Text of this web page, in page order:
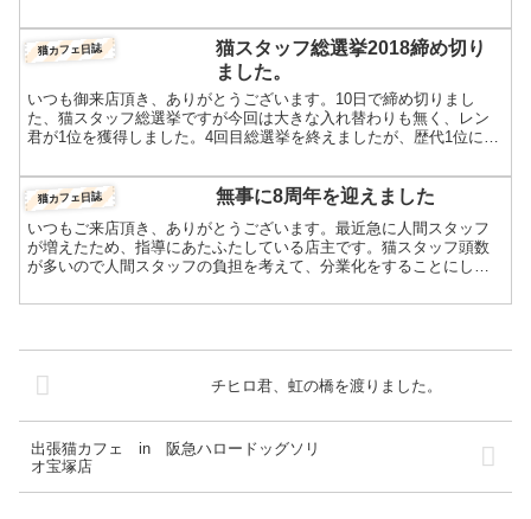
猫カフェ日誌
猫スタッフ総選挙2018締め切り
ました。
いつも御来店頂き、ありがとうございます。10日で締め切りまし
た、猫スタッフ総選挙ですが今回は大きな入れ替わりも無く、レン
君が1位を獲得しました。4回目総選挙を終えましたが、歴代1位にな
猫カフェ日誌 無事に8周年を迎えました
いつもご来店頂き、ありがとうございます。最近急に人間スタッフ
が増えたため、指導にあたふたしている店主です。猫スタッフ頭数
が多いので人間スタッフの負担を考えて、分業化をすることにしま
で...
チヒロ君、虹の橋を渡りました。
出張猫カフェ in 阪急ハロードッグソリ
オ宝塚店